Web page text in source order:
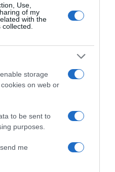
Use,
of my
with the
storage
on web or
to be sent to
purposes.
me
a szívet